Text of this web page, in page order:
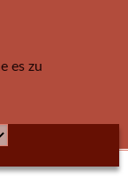
es zu